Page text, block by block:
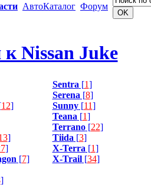
АвтоКаталог Форум
Nissan Juke
12]
]
]
[7]
]
Sentra [1]
Serena [8]
Sunny[11]
Teana [1]
Terrano[22]
Tiida [3]
X-Terra [1]
X-Trail[34]